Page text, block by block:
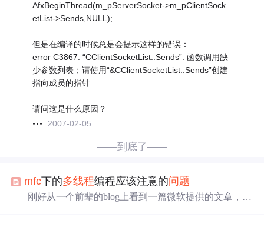
AfxBeginThread(m_pServerSocket->m_pClientSock
etList->Sends,NULL);
但是在编译的时候总是会提示这样的错误：
error C3867: “CClientSocketList::Sends”: 函数调用缺
少参数列表；请使用“&CClientSocketList::Sends”创建
指向成员的指针
请问这是什么原因？
2007-02-05
——到底了——
mfc下的多线程编程应该注意的问题
刚好从一个前辈的blog上看到一篇微软提供的文章，讲